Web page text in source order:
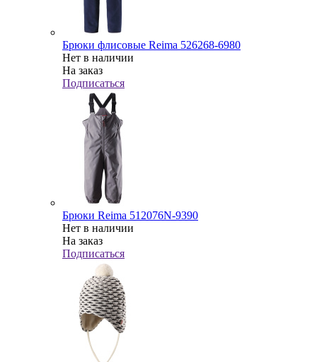
Брюки флисовые Reima 526268-6980
Нет в наличии
На заказ
Подписаться
Брюки Reima 512076N-9390
Нет в наличии
На заказ
Подписаться